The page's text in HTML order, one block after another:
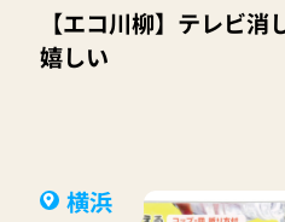
【エコ川柳】テレビ
嬉しい
横浜